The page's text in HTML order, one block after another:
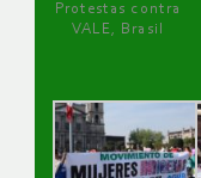
Protestas contra
VALE, Brasil